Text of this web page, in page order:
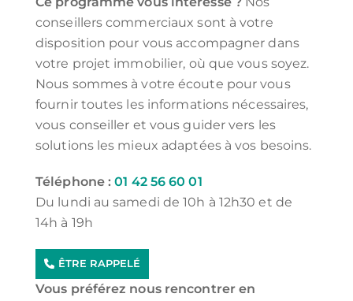
conseillers commerciaux sont à votre
disposition pour vous accompagner dans
votre projet immobilier, où que vous soyez.
Nous sommes à votre écoute pour vous
fournir toutes les informations nécessaires,
vous conseiller et vous guider vers les
solutions les mieux adaptées à vos besoins.
Téléphone :01 42 56 60 01
Du lundi au samedi de 10h à 12h30 et de
14h à 19h
ÊTRE RAPPELÉ
Vous préférez nous rencontrer en